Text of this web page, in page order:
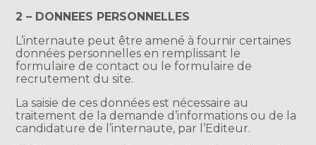
2 – DONNEES PERSONNELLES
L’internaute peut être amené à fournir certaines
données personnelles en remplissant le
formulaire de contact ou le formulaire de
recrutement du site.
La saisie de ces données est nécessaire au
traitement de la demande d’informations ou de la
candidature de l’internaute, par l’Editeur.